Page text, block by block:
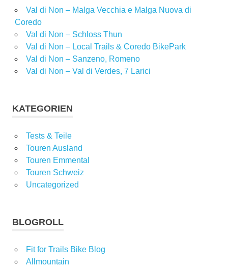
Val di Non – Malga Vecchia e Malga Nuova di
Coredo
Val di Non – Schloss Thun
Val di Non – Local Trails & Coredo BikePark
Val di Non – Sanzeno, Romeno
Val di Non – Val di Verdes, 7 Larici
KATEGORIEN
Tests & Teile
Touren Ausland
Touren Emmental
Touren Schweiz
Uncategorized
BLOGROLL
Fit for Trails Bike Blog
Allmountain